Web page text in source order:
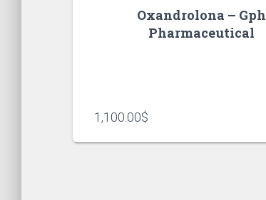
Oxandrolona – Gph
Pharmaceutical
1,100.00$